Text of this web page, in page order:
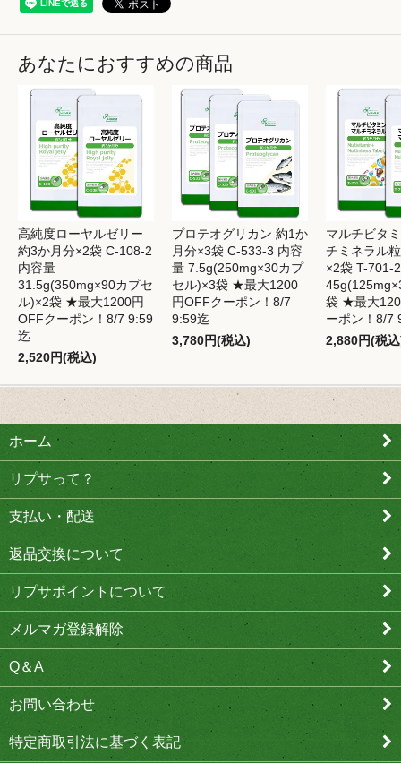
あなたにおすすめの商品
高純度ローヤルゼリー
約3か月分×2袋 C-108-2
内容量
31.5g(350mg×90カプセ
ル)×2袋 ★最大1200円
OFFクーポン！8/7 9:59
迄
2,520円(税込)
プロテオグリカン 約1か
月分×3袋 C-533-3 内容
量 7.5g(250mg×30カプ
セル)×3袋 ★最大1200
円OFFクーポン！8/7
9:59迄
3,780円(税込)
マルチビタ
チミネラル
×2袋 T-701-
袋 ★最大
ーポン！8/7
2,880円(税
ホーム
リプサって？
支払い・配送
返品交換について
リプサポイントについて
メルマガ登録解除
Q＆A
お問い合わせ
特定商取引法に基づく表記